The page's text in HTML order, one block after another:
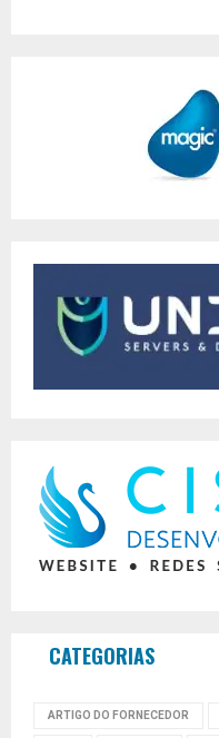
CATEGORIAS
ARTIGO DO FORNECEDOR